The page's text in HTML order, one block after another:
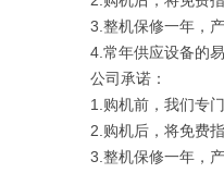
3.整机保修一年，
4.常年供应设备的
公司承诺：
1.购机前，我们专
2.购机后，将免费
3.整机保修一年，